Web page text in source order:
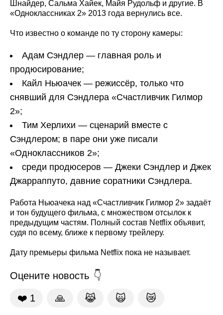
Шнайдер, Сальма Хайек, Майя Рудольф и другие. В
«Одноклассниках 2» 2013 года вернулись все.
Что известно о команде по ту сторону камеры:
Адам Сэндлер — главная роль и
продюсирование;
Кайл Ньюачек — режиссёр, только что
снявший для Сэндлера «Счастливчик Гилмор
2»;
Тим Херлихи — сценарий вместе с
Сэндлером; в паре они уже писали
«Одноклассников 2»;
среди продюсеров — Джеки Сэндлер и Джек
Джарраппуто, давние соратники Сэндлера.
Работа Ньюачека над «Счастливчик Гилмор 2» задаёт
и тон будущего фильма, с множеством отсылок к
предыдущим частям. Полный состав Netflix объявит,
судя по всему, ближе к первому трейлеру.
Дату премьеры фильма Netflix пока не называет.
Оцените новость
❤️ 1 🙏 😹 🙀 😿